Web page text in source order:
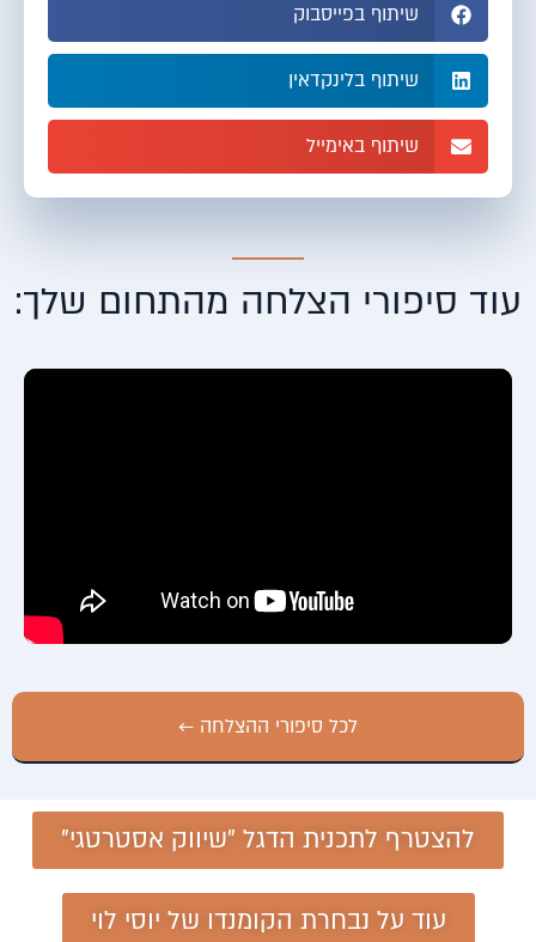
שיתוף בפייסבוק
שיתוף בלינקדאין
שיתוף באימייל
עוד סיפורי הצלחה מהתחום שלך:
לכל סיפורי ההצלחה ←
להצטרף לתכנית הדגל "שיווק אסטרטגי"
עוד על נבחרת הקומנדו של יוסי לוי